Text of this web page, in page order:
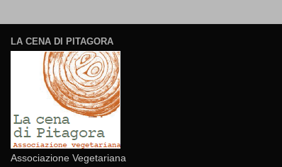
LA CENA DI PITAGORA
Associazione Vegetariana